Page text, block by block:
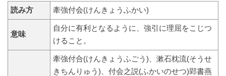
読み方 牽強付会(けんきょうふかい)
意味
自分に有利となるように、強引に理屈をこじつ
けること。
牽強付合(けんきょうふごう)、漱石枕流(そうせ
きちんりゅう)、付会之説(ふかいのせつ)郢書燕